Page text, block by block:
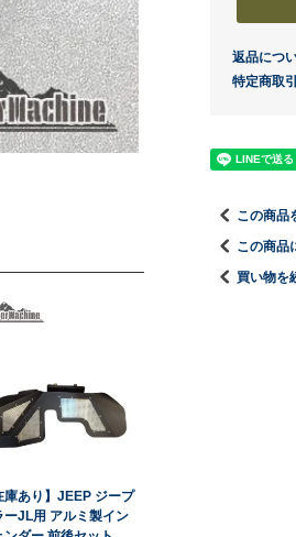
庫あり】JEEP ジープ
ーJL用 アルミ製イン
返品につ
特定商取
この商品
この商品
買い物を